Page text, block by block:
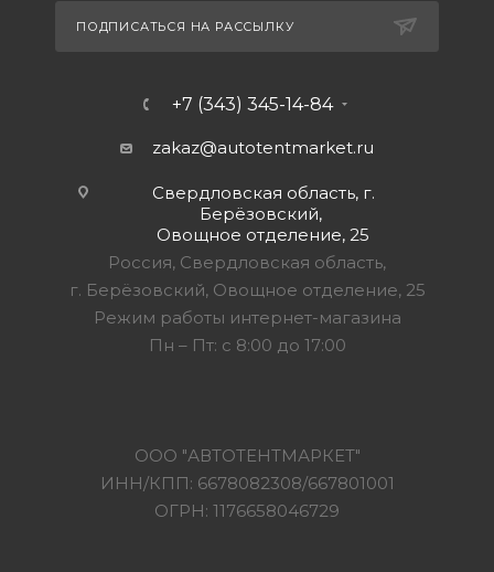
ПОДПИСАТЬСЯ НА РАССЫЛКУ
+7 (343) 345-14-84
zakaz@autotentmarket.ru
Свердловская область, г.
Берёзовский,
Овощное отделение, 25
Россия, Свердловская область,
г. Берёзовский, Овощное отделение, 25
Режим работы интернет-магазина
Пн – Пт: с 8:00 до 17:00
ООО "АВТОТЕНТМАРКЕТ"
ИНН/КПП: 6678082308/667801001
ОГРН: 1176658046729